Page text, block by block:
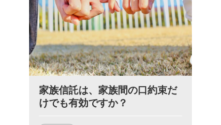
家族信託は、家族間の口約束だ
けでも有効ですか？